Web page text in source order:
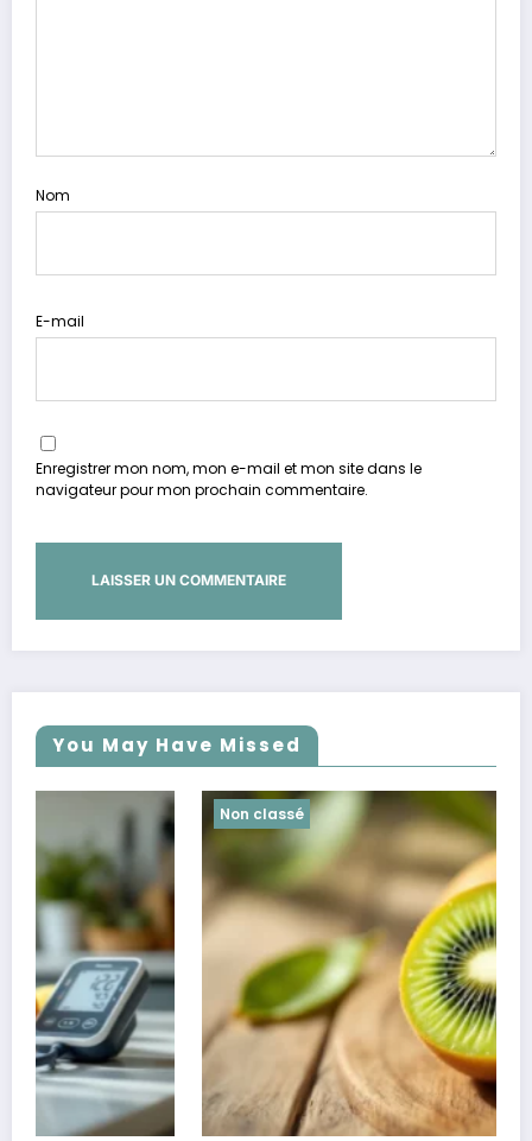
Nom
E-mail
Enregistrer mon nom, mon e-mail et mon site dans le
navigateur pour mon prochain commentaire.
You May Have Missed
Non classé